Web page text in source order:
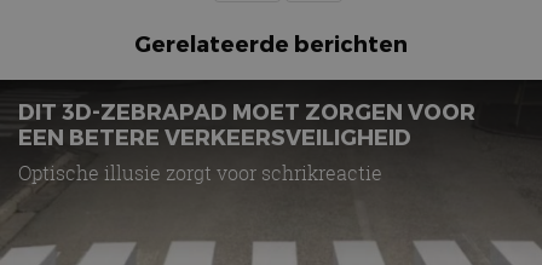
Gerelateerde berichten
DIT 3D-ZEBRAPAD MOET ZORGEN VOOR
EEN BETERE VERKEERSVEILIGHEID
Optische illusie zorgt voor schrikreactie